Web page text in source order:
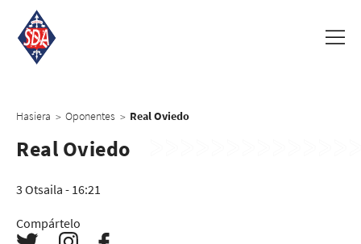
Hasiera > Oponentes > Real Oviedo
Real Oviedo
3 Otsaila - 16:21
Compártelo